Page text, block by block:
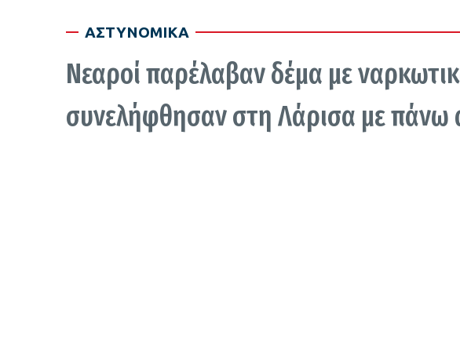
ΑΣΤΥΝΟΜΙΚΑ
Νεαροί παρέλαβαν δέμα με
συνελήφθησαν στη Λάρισα με πάνω